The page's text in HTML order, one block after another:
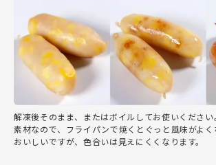
解凍後そのまま、またはボイルしてお使いくださ
素材なので、フライパンで焼くとぐっと風味がよく
おいしいですが、色合いは見えにくくなります。